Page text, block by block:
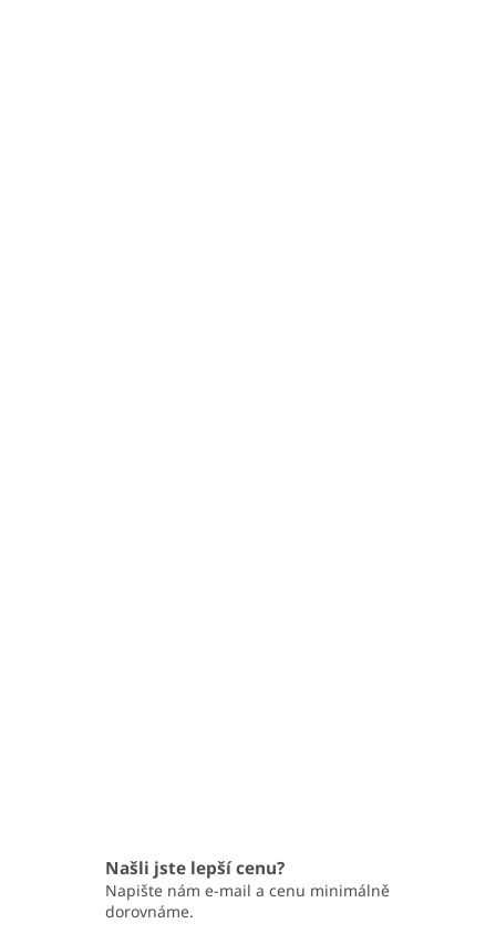
Našli jste lepší cenu?
Napište nám e-mail a cenu minimálně
dorovnáme.